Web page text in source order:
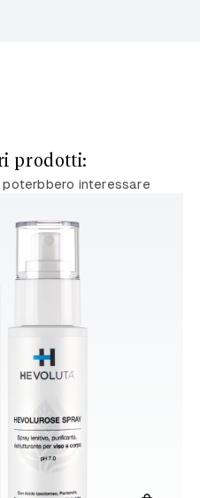
prodotti:
interessare